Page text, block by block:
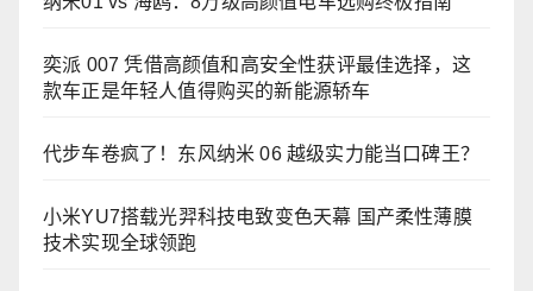
奕派 007 凭借高颜值和高安全性获评最佳选择，这
款车正是年轻人值得购买的新能源轿车
代步车卷疯了！东风纳米 06 越级实力能当口碑王？
小米YU7搭载光羿科技电致变色天幕 国产柔性薄膜
技术实现全球领跑